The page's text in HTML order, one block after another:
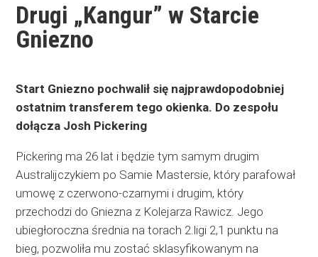
Drugi „Kangur” w Starcie
Gniezno
Start Gniezno pochwalił się najprawdopodobniej
ostatnim transferem tego okienka. Do zespołu
dołącza Josh Pickering
Pickering ma 26 lat i będzie tym samym drugim
Australijczykiem po Samie Mastersie, który parafował
umowę z czerwono-czarnymi i drugim, który
przechodzi do Gniezna z Kolejarza Rawicz. Jego
ubiegłoroczna średnia na torach 2.ligi 2,1 punktu na
bieg, pozwoliła mu zostać sklasyfikowanym na